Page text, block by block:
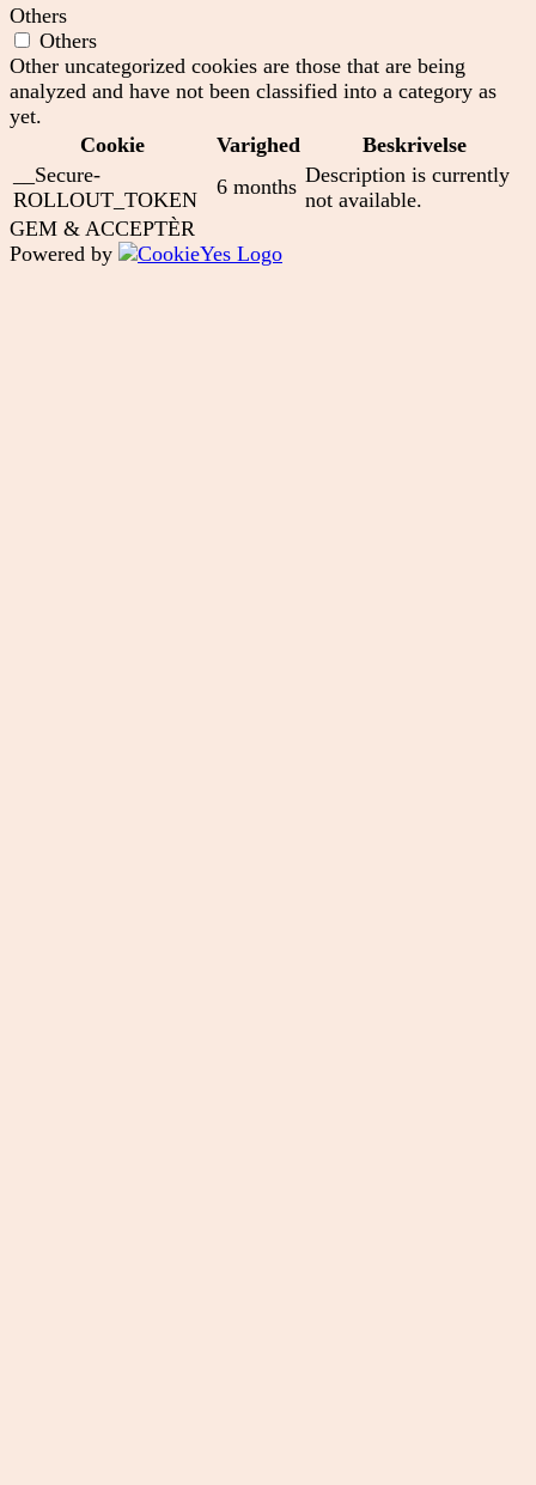
Others
Others
Other uncategorized cookies are those that are being
analyzed and have not been classified into a category as
yet.
Cookie
Varighed
Beskrivelse
__Secure-
ROLLOUT_TOKEN
6 months Description is currently
not available.
GEM & ACCEPTÈR
Powered by